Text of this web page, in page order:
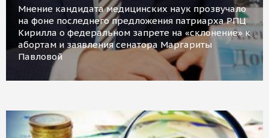
Мнение кандидата медицинских наук прозвучало
на фоне последнего предложения патриарха РПЦ
Кирилла о федеральном запрете на «склонение» к
абортам и заявления сенатора Маргариты
Павловой